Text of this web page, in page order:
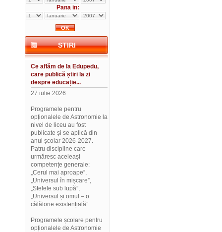
Pana in:
STIRI
Ce aflăm de la Edupedu,
care publică știri la zi
despre educație...
27 iulie 2026
Programele pentru
opționalele de Astronomie la
nivel de liceu au fost
publicate și se aplică din
anul școlar 2026-2027.
Patru discipline care
urmăresc aceleași
competențe generale:
„Cerul mai aproape”,
„Universul în mișcare”,
„Stelele sub lupă”,
„Universul și omul – o
călătorie existențială”
Programele școlare pentru
opționalele de Astronomie